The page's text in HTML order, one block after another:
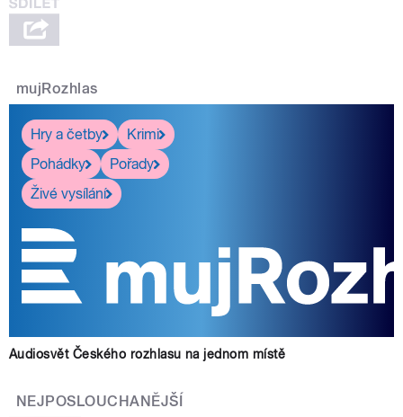
mujRozhlas
Hry a četby
Krimi
Pohádky
Pořady
Živé vysílání
Audiosvět Českého rozhlasu na jednom místě
NEJPOSLOUCHANĚJŠÍ